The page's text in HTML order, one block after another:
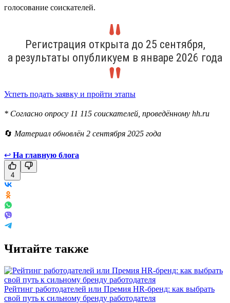
голосование соискателей.
Регистрация открыта до 25 сентября,
а результаты опубликуем в январе 2026 года
Успеть подать заявку и пройти этапы
* Согласно опросу 11 115 соискателей, проведённому hh.ru
🔄 Материал обновлён 2 сентября 2025 года
↩ На главную блога
4
Читайте также
Рейтинг работодателей или Премия HR-бренд: как выбрать
свой путь к сильному бренду работодателя